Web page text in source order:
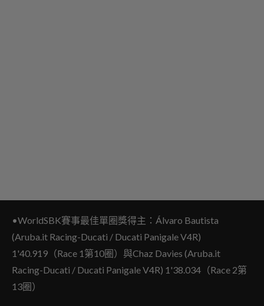
•WorldSBK賽事最佳單圈獎得主：Álvaro Bautista
(Aruba.it Racing-Ducati / Ducati Panigale V4R)
1'40.919（Race 1第10圈）與Chaz Davies (Aruba.it
Racing-Ducati / Ducati Panigale V4R) 1'38.034（Race 2第
13圈）